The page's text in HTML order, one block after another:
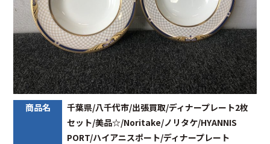
商品名
千葉県/八千代市/出張買取/ディナープレート2枚
セット/美品☆/Noritake/ノリタケ/HYANNIS
PORT/ハイアニスポート/ディナープレート